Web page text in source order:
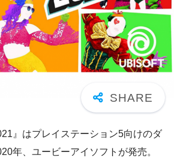
』はプレイステーション5向けのダ
年、ユービーアイソフトが発売。